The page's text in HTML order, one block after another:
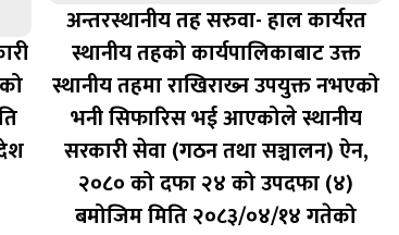
अन्तरस्थानीय तह सरुवा- हाल कार्यरत
स्थानीय तहको कार्यपालिकाबाट उक्त
स्थानीय तहमा राखिराख्‍न उपयुक्त नभएको
भनी सिफारिस भई आएकोले स्थानीय
सरकारी सेवा (गठन तथा सञ्चालन) ऐन,
२०८० को दफा २४ को उपदफा (४)
बमोजिम मिति २०८३/०४/१४ गतेको